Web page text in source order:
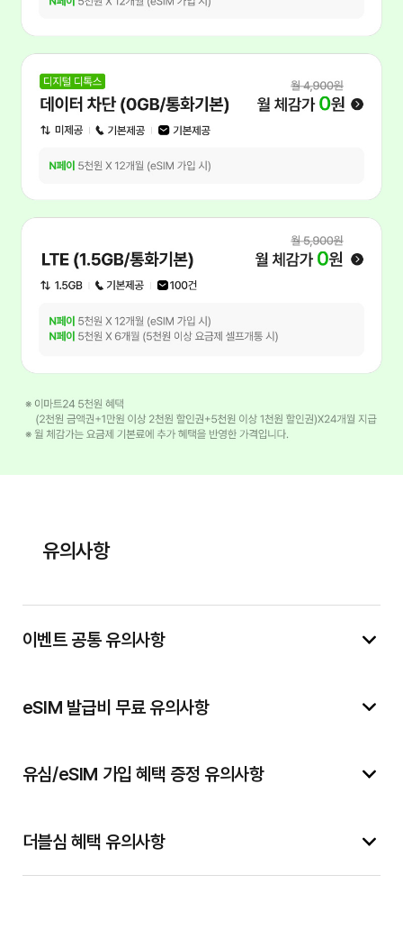
유의사항
이벤트 공통 유의사항
eSIM 발급비 무료 유의사항
유심/eSIM 가입 혜택 증정 유의사항
더블심 혜택 유의사항